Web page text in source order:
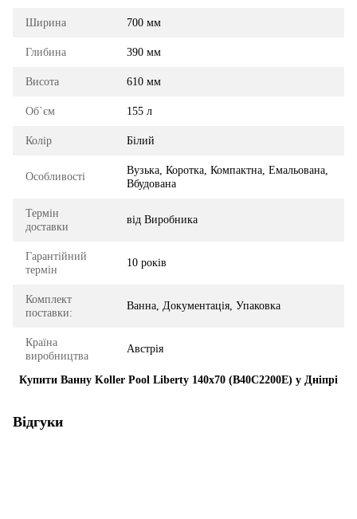
Ширина 700 мм
Глибина 390 мм
Висота 610 мм
Об`єм 155 л
Колір Білий
Особливості
Вузька, Коротка, Компактна, Емальована,
Вбудована
Термін
доставки
від Виробника
Гарантійний
термін
10 років
Комплект
поставки:
Ванна, Документація, Упаковка
Країна
виробництва
Австрія
Купити Ванну Koller Pool Liberty 140x70 (B40C2200E) у Дніпрі
Відгуки